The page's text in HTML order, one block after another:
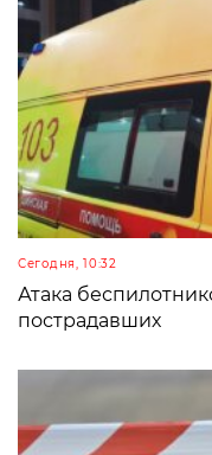
Сегодня, 10:32
Атака
пострадавших